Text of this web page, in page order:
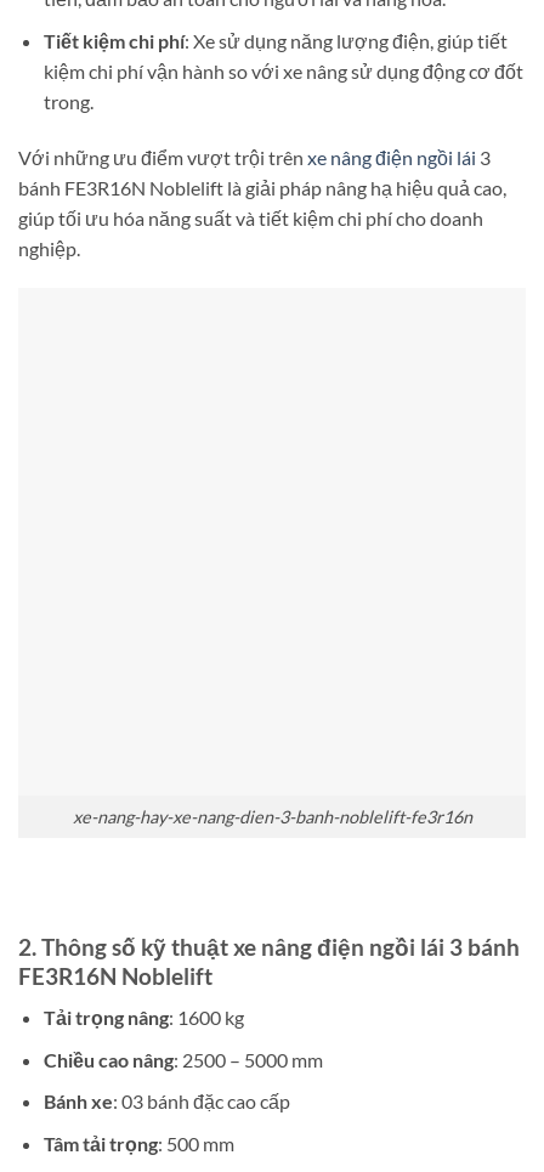
Tiết kiệm chi phí: Xe sử dụng năng lượng điện, giúp tiết
kiệm chi phí vận hành so với xe nâng sử dụng động cơ đốt
trong.
Với những ưu điểm vượt trội trên xe nâng điện ngồi lái 3
bánh FE3R16N Noblelift là giải pháp nâng hạ hiệu quả cao,
giúp tối ưu hóa năng suất và tiết kiệm chi phí cho doanh
nghiệp.
xe-nang-hay-xe-nang-dien-3-banh-noblelift-fe3r16n
2. Thông số kỹ thuật xe nâng điện ngồi lái 3 bánh
FE3R16N Noblelift
Tải trọng nâng: 1600 kg
Chiều cao nâng: 2500 – 5000 mm
Bánh xe: 03 bánh đặc cao cấp
Tâm tải trọng: 500 mm